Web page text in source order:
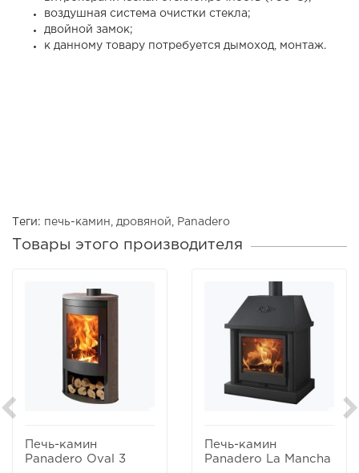
воздушная система очистки стекла;
двойной замок;
к данному товару потребуется дымоход, монтаж.
Теги: печь-камин дровяной Panadero
Товары этого производителя
Печь-камин
Panadero Oval 3
Печь-камин
Panadero La Mancha